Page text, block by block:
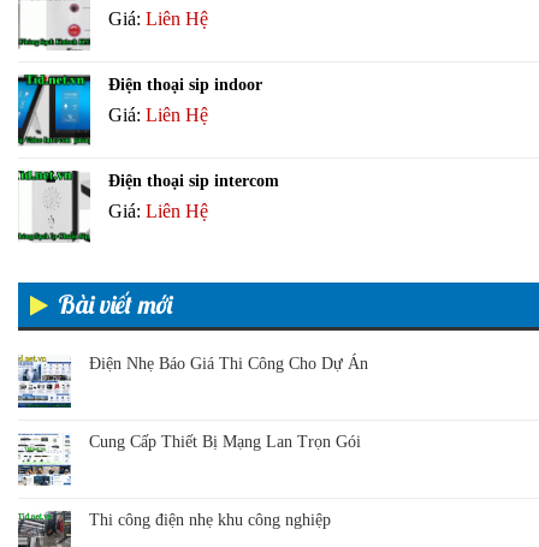
Giá: Liên Hệ
Điện thoại sip indoor
Giá: Liên Hệ
Điện thoại sip intercom
Giá: Liên Hệ
Bài viết mới
Điện Nhẹ Báo Giá Thi Công Cho Dự Án
Cung Cấp Thiết Bị Mạng Lan Trọn Gói
Thi công điện nhẹ khu công nghiệp